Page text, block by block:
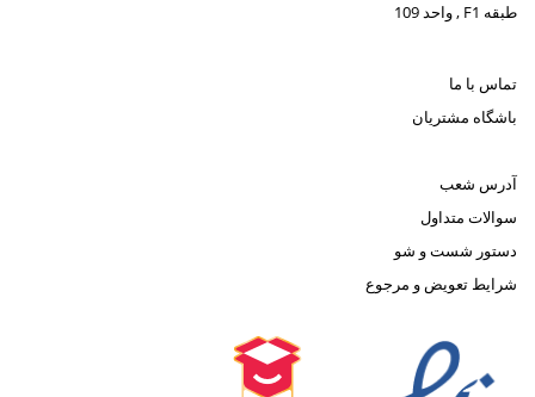
طبقه F1 , واحد 109
تماس با ما
باشگاه مشتریان
آدرس شعب
سوالات متداول
دستور شست و شو
شرایط تعویض و مرجوع